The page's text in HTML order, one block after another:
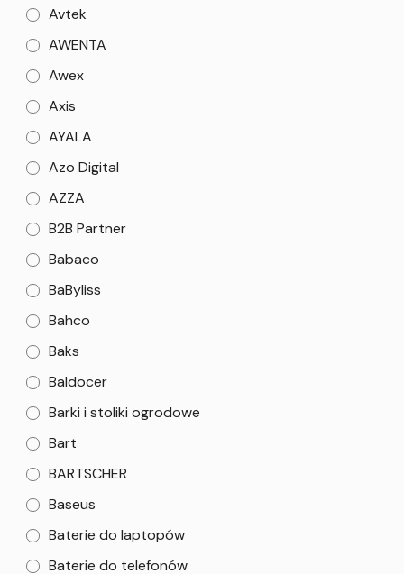
Avtek
AWENTA
Awex
Axis
AYALA
Azo Digital
AZZA
B2B Partner
Babaco
BaByliss
Bahco
Baks
Baldocer
Barki i stoliki ogrodowe
Bart
BARTSCHER
Baseus
Baterie do laptopów
Baterie do telefonów